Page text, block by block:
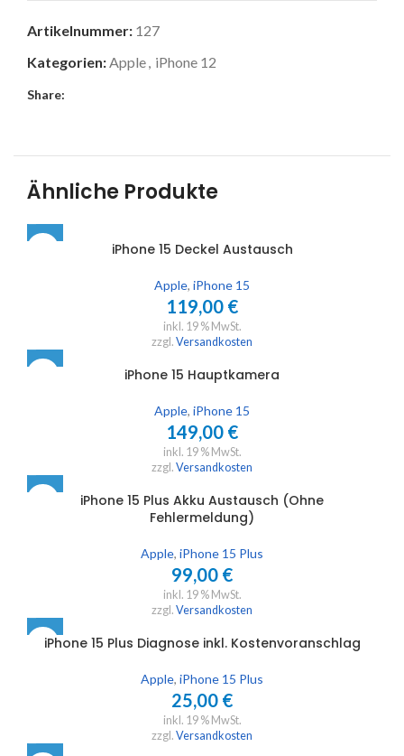
Artikelnummer: 127
Kategorien: Apple iPhone 12
Share:
Ähnliche Produkte
iPhone 15 Deckel Austausch
Apple, iPhone 15
119,00 €
inkl. 19 % MwSt.
zzgl. Versandkosten
iPhone 15 Hauptkamera
Apple, iPhone 15
149,00 €
inkl. 19 % MwSt.
zzgl. Versandkosten
iPhone 15 Plus Akku Austausch (Ohne
Fehlermeldung)
Apple, iPhone 15 Plus
99,00 €
inkl. 19 % MwSt.
zzgl. Versandkosten
iPhone 15 Plus Diagnose inkl. Kostenvoranschlag
Apple, iPhone 15 Plus
25,00 €
inkl. 19 % MwSt.
zzgl. Versandkosten